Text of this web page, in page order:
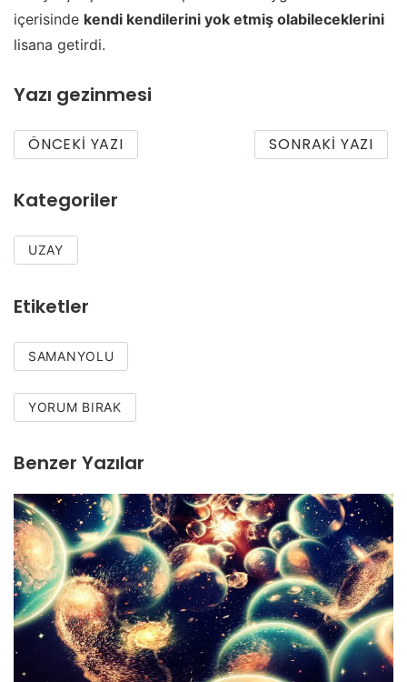
içerisinde kendi kendilerini yok etmiş olabileceklerini
lisana getirdi.
Yazı gezinmesi
ÖNCEKI YAZI SONRAKI YAZI
Kategoriler
UZAY
Etiketler
SAMANYOLU
YORUM BIRAK
Benzer Yazılar